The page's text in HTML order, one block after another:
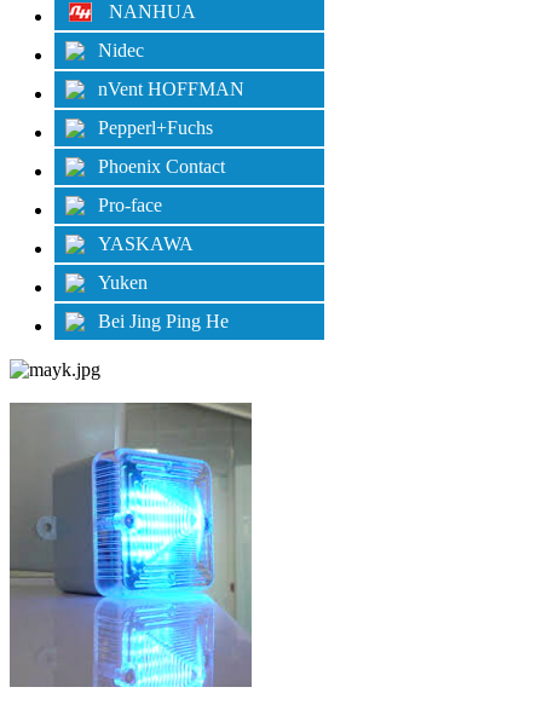
NANHUA
Nidec
nVent HOFFMAN
Pepperl+Fuchs
Phoenix Contact
Pro-face
YASKAWA
Yuken
Bei Jing Ping He